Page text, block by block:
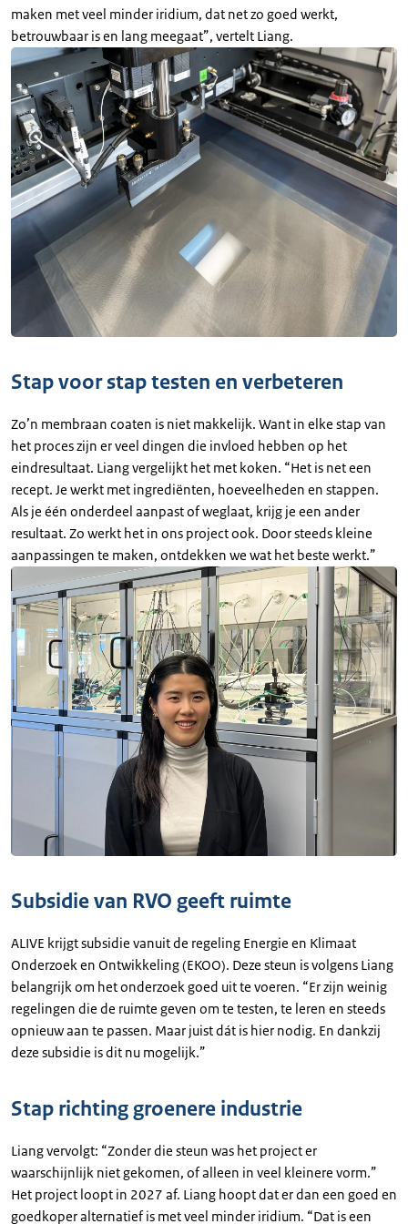
maken met veel minder iridium, dat net zo goed werkt,
betrouwbaar is en lang meegaat”, vertelt Liang.
Stap voor stap testen en verbeteren
Zo’n membraan coaten is niet makkelijk. Want in elke stap van
het proces zijn er veel dingen die invloed hebben op het
eindresultaat. Liang vergelijkt het met koken. “Het is net een
recept. Je werkt met ingrediënten, hoeveelheden en stappen.
Als je één onderdeel aanpast of weglaat, krijg je een ander
resultaat. Zo werkt het in ons project ook. Door steeds kleine
aanpassingen te maken, ontdekken we wat het beste werkt.”
Subsidie van RVO geeft ruimte
ALIVE krijgt subsidie vanuit de regeling Energie en Klimaat
Onderzoek en Ontwikkeling (EKOO). Deze steun is volgens Liang
belangrijk om het onderzoek goed uit te voeren. “Er zijn weinig
regelingen die de ruimte geven om te testen, te leren en steeds
opnieuw aan te passen. Maar juist dát is hier nodig. En dankzij
deze subsidie is dit nu mogelijk.”
Stap richting groenere industrie
Liang vervolgt: “Zonder die steun was het project er
waarschijnlijk niet gekomen, of alleen in veel kleinere vorm.”
Het project loopt in 2027 af. Liang hoopt dat er dan een goed en
goedkoper alternatief is met veel minder iridium. “Dat is een